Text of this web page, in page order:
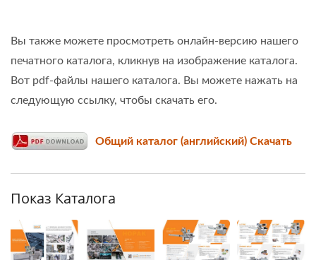
Вы также можете просмотреть онлайн-версию нашего
печатного каталога, кликнув на изображение каталога.
Вот pdf-файлы нашего каталога. Вы можете нажать на
следующую ссылку, чтобы скачать его.
Общий каталог (английский) Скачать
Показ Каталога